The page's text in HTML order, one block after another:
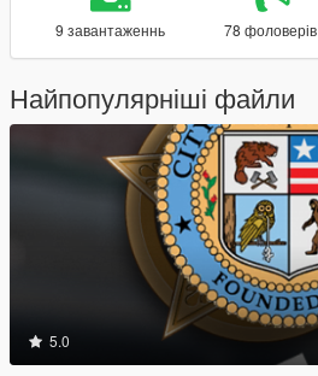
9 завантаженнь 78 фоловерів
Найпопулярніші файли
5.0